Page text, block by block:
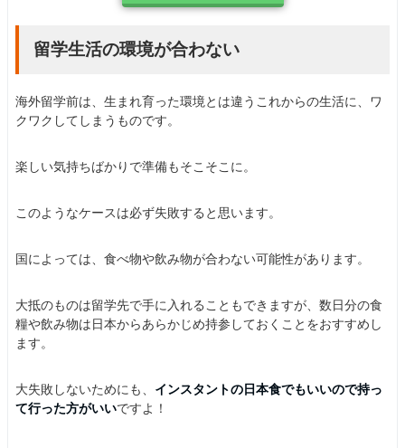
留学生活の環境が合わない
海外留学前は、生まれ育った環境とは違うこれからの生活に、ワ
クワクしてしまうものです。
楽しい気持ちばかりで準備もそこそこに。
このようなケースは必ず失敗すると思います。
国によっては、食べ物や飲み物が合わない可能性があります。
大抵のものは留学先で手に入れることもできますが、数日分の食
糧や飲み物は日本からあらかじめ持参しておくことをおすすめし
ます。
大失敗しないためにも、 インスタントの日本食でもいいので持っ
て行った方がいいですよ！